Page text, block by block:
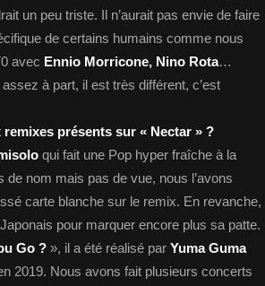
un peu triste. Il n’aurait pas envie de faire
de certains humains comme nous
avec Ennio Morricone, Nino Rota…
à part, il est très différent, c’est
présents sur « Nectar » ?
qui fait une Pop hyper fraîche à la
nom mais pas de vue, nous l’avons
carte blanche sur le remix. En revanche,
pour marquer encore plus sa patte.
Go ? », il a été réalisé par Yuma Guma
2019. Nous avons fait plusieurs concerts